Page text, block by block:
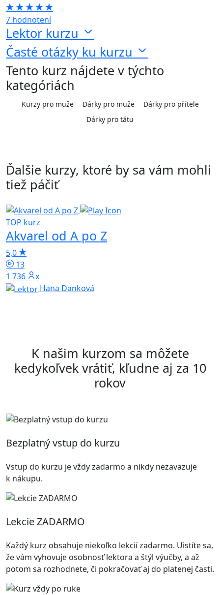
7 hodnotení
Lektor kurzu
Časté otázky ku kurzu
Tento kurz nájdete v týchto
kategóriách
Kurzy pro muže Dárky pro muže
Dárky pro přítele
Dárky pro tátu
Ďalšie kurzy, ktoré by sa vám mohli
tiež páčiť
TOP kurz
Akvarel od A po Z
5,0
13
1 736x
Hana Danková
K našim kurzom sa môžete
kedykoľvek vrátiť, kľudne aj za 10
rokov
Bezplatný vstup do kurzu
Vstup do kurzu je vždy zadarmo a nikdy nezaväzuje
k nákupu.
Lekcie ZADARMO
Každý kurz obsahuje niekoľko lekcií zadarmo. Uistíte sa,
že vám vyhovuje osobnosť lektora a štýl výučby, a až
potom sa rozhodnete, či pokračovať aj do platenej časti.